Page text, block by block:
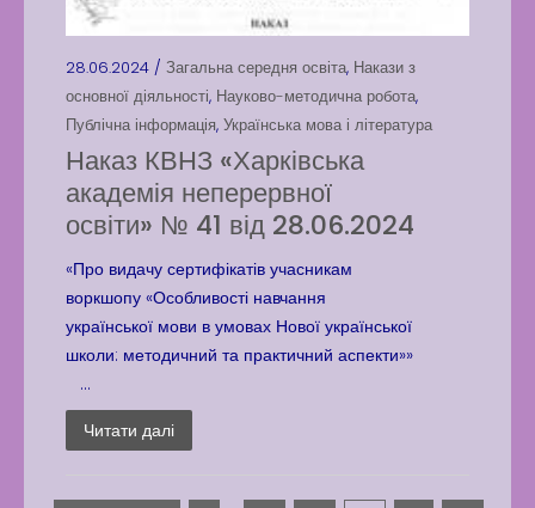
28.06.2024 / Загальна середня освіта, Накази з
основної діяльності, Науково-методична робота,
Публічна інформація, Українська мова і література
Наказ КВНЗ «Харківська
академія неперервної
освіти» № 41 від 28.06.2024
«Про видачу сертифікатів учасникам
воркшопу «Особливості навчання
української мови в умовах Нової української
школи: методичний та практичний аспекти»»
...
Читати далі